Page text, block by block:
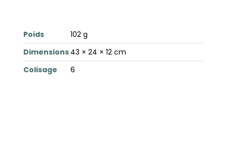
Poids
102 g
Dimensions 43 × 24 × 12 cm
Colisage
6